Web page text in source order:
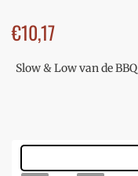
€10,17
Slow & Low van de